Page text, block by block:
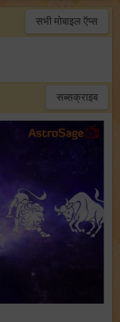
सभी मोबाइल ऍप्स
सब्सक्राइब